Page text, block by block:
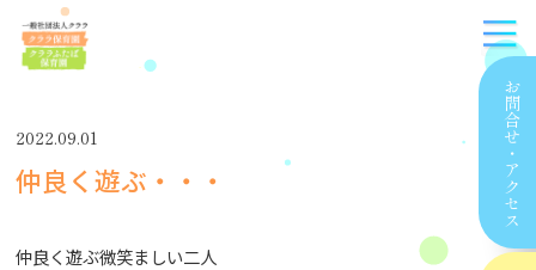
お問合せ
・
アクセス
2022.09.01
仲良く遊ぶ・・・
仲良く遊ぶ微笑ましい二人